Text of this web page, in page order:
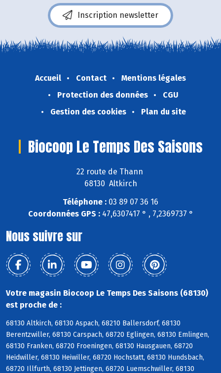
Inscription newsletter
Accueil Contact
Mentions légales
Protection des données
CGU
Gestion des cookies
Plan du site
Biocoop Le Temps Des Saisons
22 route de Thann
68130 Altkirch
Téléphone : 03 89 07 36 16
Coordonnées GPS :47,6307417 ° , 7,2369737 °
Nous suivre sur
Votre magasin Biocoop Le Temps Des Saisons (68130)
est proche de :
68130 Altkirch, 68130 Aspach, 68210 Ballersdorf, 68130
Berentzwiller, 68130 Carspach, 68720 Eglingen, 68130 Emlingen,
68130 Franken, 68720 Froeningen, 68130 Hausgauen, 68720
Heidwiller, 68130 Heiwiller, 68720 Hochstatt, 68130 Hundsbach,
68720 Illfurth, 68130 Jettingen, 68720 Luemschwiller, 68130